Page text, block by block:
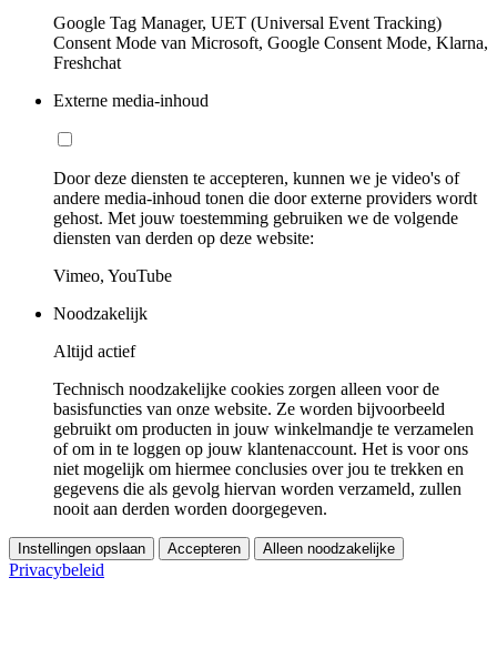
Google Tag Manager, UET (Universal Event Tracking)
Consent Mode van Microsoft, Google Consent Mode, Klarna,
Freshchat
Externe media-inhoud
Door deze diensten te accepteren, kunnen we je video's of
andere media-inhoud tonen die door externe providers wordt
gehost. Met jouw toestemming gebruiken we de volgende
diensten van derden op deze website:
Vimeo, YouTube
Noodzakelijk
Altijd actief
Technisch noodzakelijke cookies zorgen alleen voor de
basisfuncties van onze website. Ze worden bijvoorbeeld
gebruikt om producten in jouw winkelmandje te verzamelen
of om in te loggen op jouw klantenaccount. Het is voor ons
niet mogelijk om hiermee conclusies over jou te trekken en
gegevens die als gevolg hiervan worden verzameld, zullen
nooit aan derden worden doorgegeven.
Instellingen opslaan Accepteren Alleen noodzakelijke
Privacybeleid